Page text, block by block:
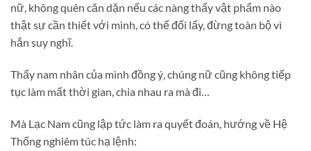
nữ, không quên căn dặn nếu các nàng thấy vật phẩm nào
thật sự cần thiết với mình, có thể đổi lấy, đừng toàn bộ vì
hắn suy nghĩ.
Thấy nam nhân của mình đồng ý, chúng nữ cũng không tiếp
tục làm mất thời gian, chia nhau ra mà đi…
Mà Lạc Nam cũng lập tức làm ra quyết đoán, hướng về Hệ
Thống nghiêm túc hạ lệnh: